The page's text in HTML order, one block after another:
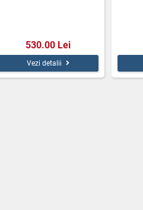
530.00 Lei
Vezi detalii